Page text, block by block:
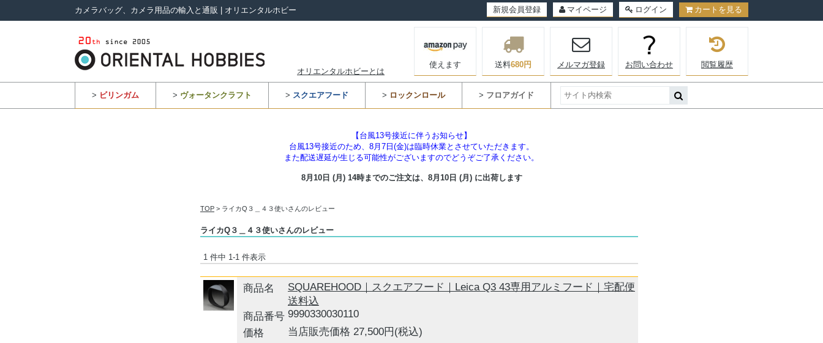
カメラバッグ、カメラ用品の輸入と通販 | オリエンタルホビー 新規会員登録 マイページ ログイン カートを見る
オリエンタルホビーとは
使えます 送料680円 メルマガ登録 お問い合わせ 閲覧履歴
> ビリンガム > ヴォータンクラフト > スクエアフード > ロックンロール > フロアガイド
【台風13号接近に伴うお知らせ】
台風13号接近のため、8月7日(金)は臨時休業とさせていただきます。
また配送遅延が生じる可能性がございますのでどうぞご了承ください。
8月10日 (月) 14時までのご注文は、 8月10日 (月) に出荷します
TOP > ライカQ３＿４３使いさんのレビュー
ライカQ３＿４３使いさんのレビュー
1 件中 1-1 件表示
商品名
SQUAREHOOD｜スクエアフード｜Leica Q3 43専用アルミフード｜宅配便
送料込
商品番号 9990330030110
価格
当店販売価格 27,500円 (税込)